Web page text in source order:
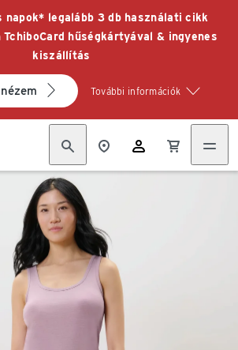
napok* legalább 3 db használati cikk
hűségkártyával & ingyenes
kiszállítás
További információk